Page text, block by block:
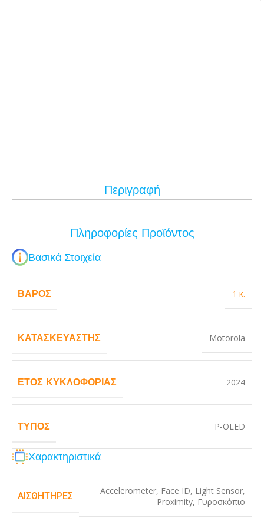
Περιγραφή
Πληροφορίες Προϊόντος
Βασικά Στοιχεία
ΒΆΡΟΣ 1 κ.
ΚΑΤΑΣΚΕΥΑΣΤΉΣ Motorola
ΈΤΟΣ ΚΥΚΛΟΦΟΡΊΑΣ 2024
ΤΎΠΟΣ P-OLED
Χαρακτηριστικά
ΑΙΣΘΗΤΉΡΕΣ Accelerometer, Face ID, Light Sensor,
Proximity, Γυροσκόπιο